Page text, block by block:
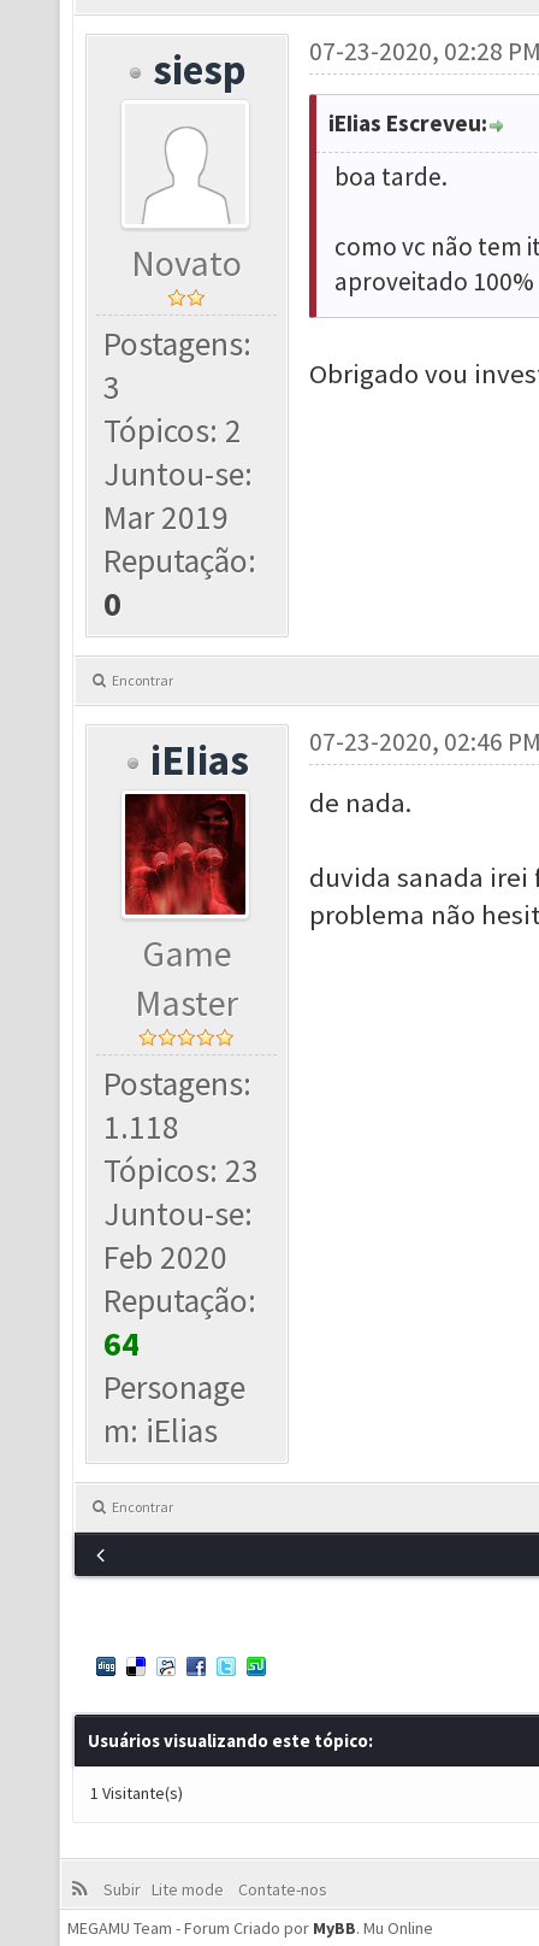
siesp
Novato
Postagens:
3
Tópicos: 2
Juntou-se:
Mar 2019
Reputação:
0
07-23-2020, 02:28
iEIias Escreveu:
boa tarde.
como vc não tem
aproveitado
Obrigado vou
Encontrar
iEIias
Game
Master
Postagens:
1.118
Tópicos: 23
Juntou-se:
Feb 2020
Reputação:
64
Personage
m: iElias
07-23-2020, 02:46
de nada.
duvida sanada
problema não
Encontrar
Usuários visualizando este tópico:
1 Visitante(s)
Subir Lite mode
Contate-nos
MEGAMU Team - Forum Criado por MyBB. Mu Online